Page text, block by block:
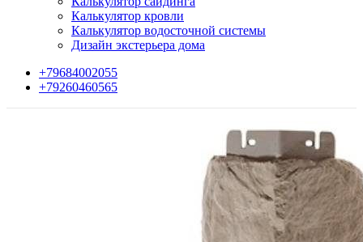
Калькулятор кровли
Калькулятор водосточной системы
Дизайн экстерьера дома
+79684002055
+79260460565